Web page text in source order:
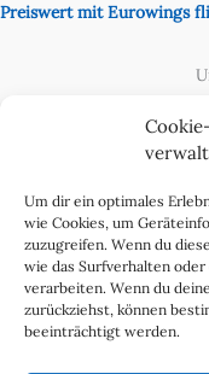
Um dir ein optimales
wie Cookies, um
zuzugreifen. Wenn du
wie das Surfverhalten
verarbeiten. Wenn du
zurückziehst, können
beeinträchtigt werden.
Preiswert mit Eurowings